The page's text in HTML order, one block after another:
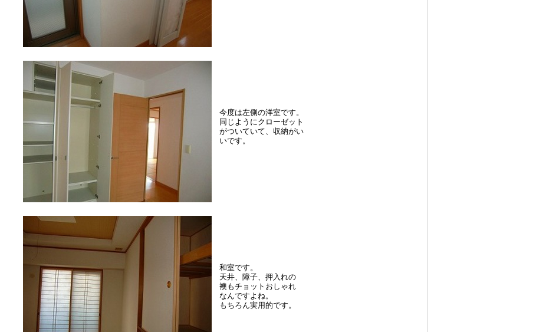
今度は左側の洋室です。
同じようにクローゼット
がついていて、収納がい
いです。
和室です。
天井、障子、押入れの
襖もチョットおしゃれ
なんですよね。
もちろん実用的です。